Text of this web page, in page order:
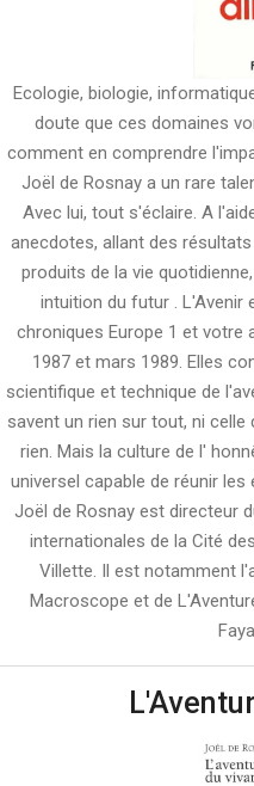
Ecologie, biologie,
doute que ces domaines
comment en comprendre
Joël de Rosnay a un rare
Avec lui, tout s'éclaire. A
anecdotes, allant des
produits de la vie
intuition du futur . L'Avenir
chroniques Europe 1 et votre
1987 et mars 1989. Elles
scientifique et technique de
savent un rien sur tout, ni
rien. Mais la culture de l'
universel capable de réunir
Joël de Rosnay est directeur
internationales de la Cité
Villette. Il est notamment
Macroscope et de